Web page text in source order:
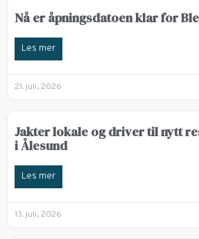
Nå er åpningsdatoen klar for
Les mer
21. juli, 2026
Jakter lokale og driver til nytt
i Ålesund
Les mer
13. juli, 2026